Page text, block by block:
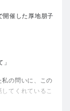
催した厚地朋子
の問いに、この
てくれているこ